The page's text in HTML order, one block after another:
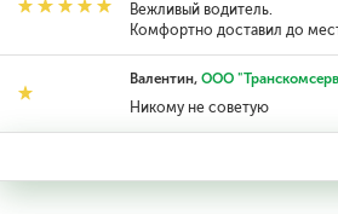
Вежливый водитель.
Комфортно доставил до
Валентин, ООО
Никому не советую